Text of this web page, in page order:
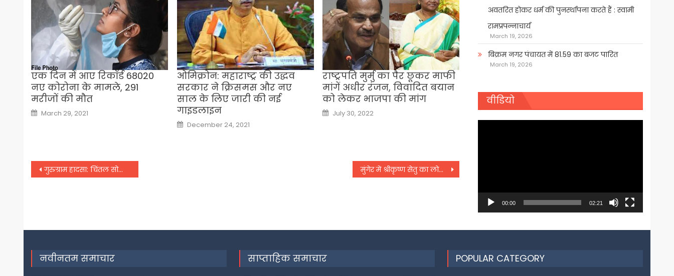
एक दिन में आए रिकॉर्ड 68020
नए कोरोना के मामले, 291
मरीजों की मौत
Posted
on
March 29, 2021
ओमिक्रोन: महाराष्ट्र की उद्धव
सरकार ने क्रिसमस और नए
साल के लिए जारी की नई
गाइडलाइन
Posted
on
December 24, 2021
राष्ट्रपति मुर्मु का पैर छूकर माफी
मांगें अधीर रंजन, विवादित बयान
को लेकर भाजपा की मांग
Posted
on
July 30, 2022
Post
गुरुग्राम हादसा: चिंतल सोसाइटी में फ्लैट के ड्राइंग रूम वाला हिस्सा गिरा, दो लोगों की मौत मुंगेर में श्रीकृष्ण सेतु का लोकार्पण आज करेंगे सीएम
अवतरित होकर धर्म की पुनर्स्थापना करते हैं : स्वामी
रामप्रपन्नाचार्य
March 19, 2026
बिक्रम नगर पंचायत में 81.59 का बजट पारित
March 19, 2026
वीडियो
00:00 02:21
नवीनतम समाचार साप्ताहिक समाचार POPULAR CATEGORY